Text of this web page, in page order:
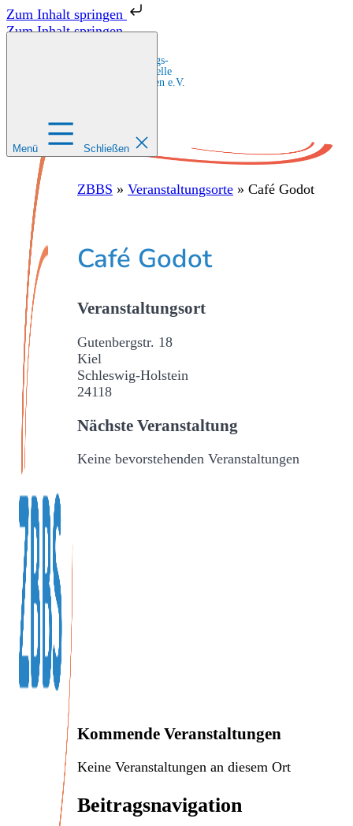
Zum Inhalt springen
Zum Inhalt springen
Zentrale Bildungs-
und Beratungsstelle
für Migrant:innen e.V.
Menü Schließen
ZBBS » Veranstaltungsorte » Café Godot
Café Godot
Veranstaltungsort
Gutenbergstr. 18
Kiel
Schleswig-Holstein
24118
Nächste Veranstaltung
Keine bevorstehenden Veranstaltungen
Kommende Veranstaltungen
Keine Veranstaltungen an diesem Ort
Beitragsnavigation